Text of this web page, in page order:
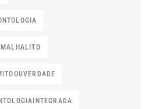
MALHALITO